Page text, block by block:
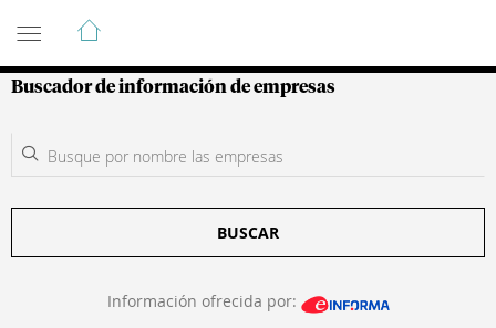
Guía de Empresas Colombianas
Buscador de información de empresas
BUSCAR
Información ofrecida por: